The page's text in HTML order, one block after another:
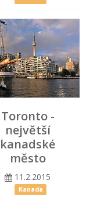
Toronto -
největší
kanadské
město
11.2.2015
Kanada